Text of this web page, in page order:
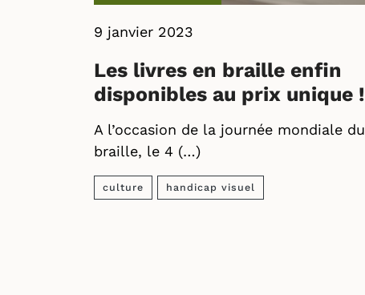
9 janvier 2023
Les livres en braille enfin
disponibles au prix unique !
A l’occasion de la journée mondiale du
braille, le 4 (…)
culture handicap visuel